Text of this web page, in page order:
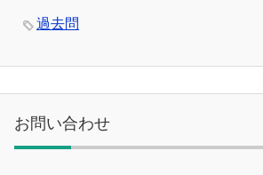
過去問
お問い合わせ